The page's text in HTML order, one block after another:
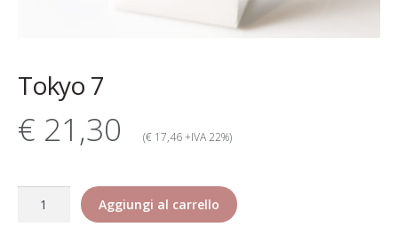
Contatti
Gioielli alta bigiotteria di lusso
Il mio account
Tokyo 7
€ 21,30 (€ 17,46 +IVA 22%)
Aggiungi al carrello